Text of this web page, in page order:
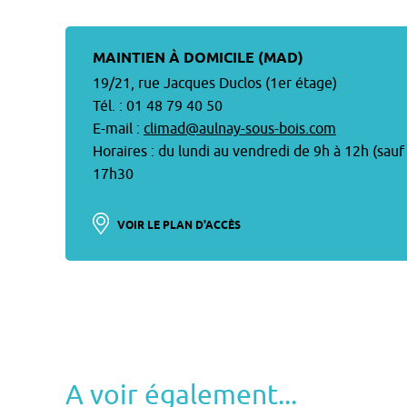
MAINTIEN À DOMICILE (MAD)
19/21, rue Jacques Duclos (1er étage)
Tél. : 01 48 79 40 50
E-mail : climad@aulnay-sous-bois.com
Horaires : du lundi au vendredi de 9h à 12h
17h30
VOIR LE PLAN D'ACCÈS
A voir également...